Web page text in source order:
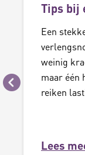
Vorige
Tips bij
Een
weinig
maar één
reiken
Lees